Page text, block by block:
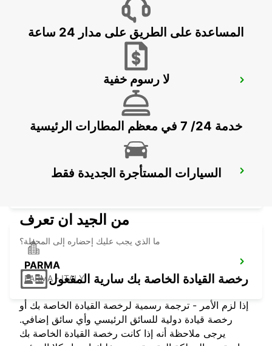
ROVIGO
PARMA
PARMA - ITALY
المساعدة على الطريق على مدار 24 ساعة
لا رسوم خفية
خدمة 24/ 7 في معظم المطارات الرئيسية
السيارات المستأجرة الجديدة فقط
من الجيد ان تعرف
ما الذي يجب عليك إحضاره إلى المحطة؟
رخصة القيادة الخاصة بك سارية المفعول
إذا لزم الأمر - ترجمة رسمية لرخصة القيادة الخاصة بك أو
رخصة قيادة دولية للسائق الرئيسي وأي سائق إضافي.
يرجى ملاحظة أنه إذا كانت رخصة القيادة الخاصة بك